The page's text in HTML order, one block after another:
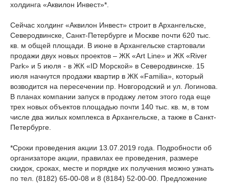
холдинга «Аквилон Инвест»*.
Сейчас холдинг «Аквилон Инвест» строит в Архангельске,
Северодвинске, Санкт-Петербурге и Москве почти 620 тыс.
кв. м общей площади. В июне в Архангельске стартовали
продажи двух новых проектов – ЖК «Art Line» и ЖК «River
Park» и 5 июля - в ЖК «ID Морской» в Северодвинске. 15
июля начнутся продажи квартир в ЖК «Familia», который
возводится на пересечении пр. Новгородский и ул. Логинова.
В планах компании запуск в продажу летом этого года еще
трех новых объектов площадью почти 140 тыс. кв. м, в том
числе два жилых комплекса в Архангельске, а также в Санкт-
Петербурге.
*Сроки проведения акции 13.07.2019 года. Подробности об
организаторе акции, правилах ее проведения, размере
скидок, сроках, месте и порядке их получения можно узнать
по тел. (8182) 65-00-08 и 8 (8184) 52-00-00. Предложение